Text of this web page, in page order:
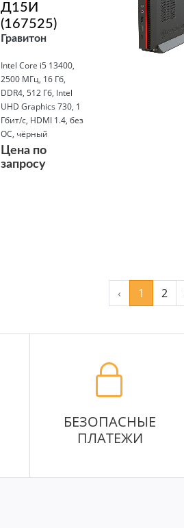
Д15И
(167525)
Гравитон
Intel Core i5 13400,
2500 МГц, 16 Гб,
DDR4, 512 Гб, Intel
UHD Graphics 730, 1
Гбит/с, HDMI 1.4, без
ОС, чёрный
Цена по
запросу
‹ 1 2
БЕЗОПАСНЫЕ
ПЛАТЕЖИ